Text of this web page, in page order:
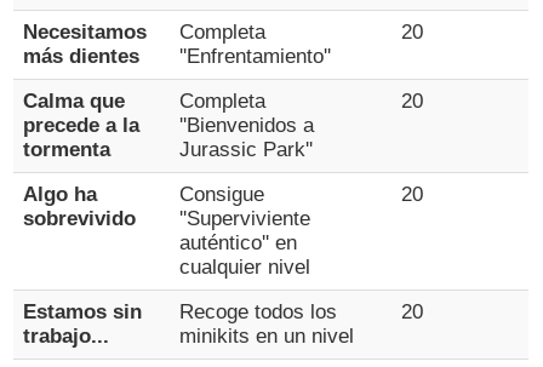
Necesitamos
más dientes
Completa
''Enfrentamiento''
20
Calma que
precede a la
tormenta
Completa
''Bienvenidos a
Jurassic Park''
20
Algo ha
sobrevivido
Consigue
''Superviviente
auténtico'' en
cualquier nivel
20
Estamos sin
trabajo...
Recoge todos los
minikits en un nivel
20